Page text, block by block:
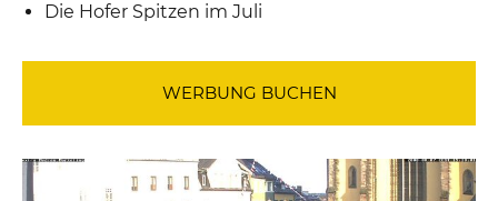
Die Hofer Spitzen im Juli
WERBUNG BUCHEN